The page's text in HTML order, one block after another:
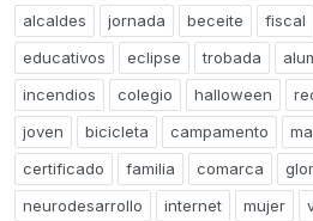
alcaldes
jornada beceite fiscal
educativos
eclipse trobada
incendios
colegio halloween
joven
bicicleta campamento
certificado
familia comarca
neurodesarrollo
internet mujer